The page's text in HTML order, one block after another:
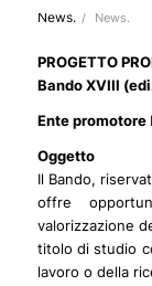
News. / News.
PROGETTO
Bando XVIII
Ente promotore
Oggetto
Il Bando,
offre
valorizzazione
titolo di studio
lavoro o della